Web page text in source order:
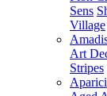
Sens
Village
Art
Stripes
Aparici